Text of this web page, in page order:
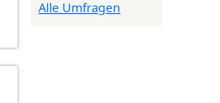
Alle Umfragen